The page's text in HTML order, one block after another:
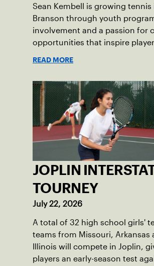
Sean Kembell is growing tennis
Branson through youth
involvement and a passion for
opportunities that inspire
READ MORE
JOPLIN
TOURNEY
July 22, 2026
A total of 32 high school girls'
teams from Missouri, Arkansas
Illinois will compete in Joplin,
players an early-season test